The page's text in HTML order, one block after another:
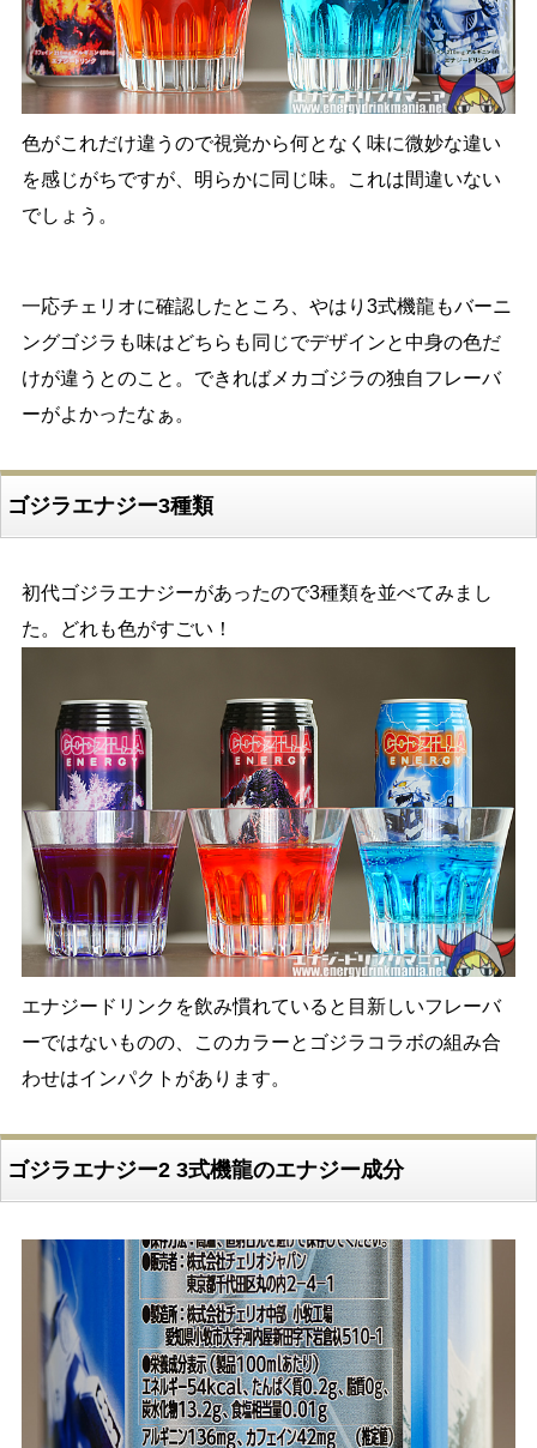
色がこれだけ違うので視覚から何となく味に微妙な違い
を感じがちですが、明らかに同じ味。これは間違いない
でしょう。
一応チェリオに確認したところ、やはり3式機龍もバーニ
ングゴジラも味はどちらも同じでデザインと中身の色だ
けが違うとのこと。できればメカゴジラの独自フレーバ
ーがよかったなぁ。
ゴジラエナジー3種類
初代ゴジラエナジーがあったので3種類を並べてみまし
た。どれも色がすごい！
エナジードリンクを飲み慣れていると目新しいフレーバ
ーではないものの、このカラーとゴジラコラボの組み合
わせはインパクトがあります。
ゴジラエナジー2 3式機龍のエナジー成分